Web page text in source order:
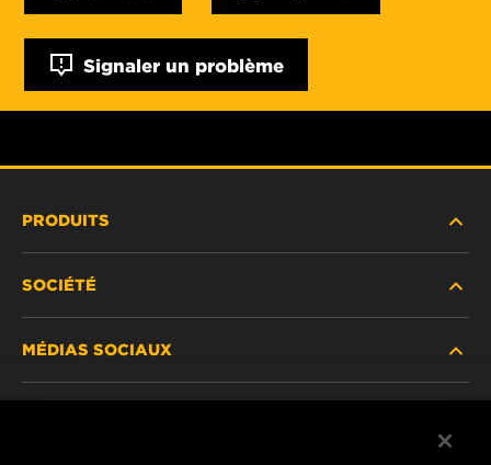
Signaler un problème
PRODUITS
PRODUITS ABANDONNÉS / REMPLACÉS
SOCIÉTÉ
MÉDIAS SOCIAUX